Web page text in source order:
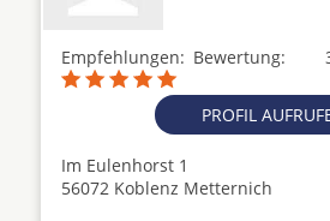
Empfehlungen: Bewertung:
PROFIL
Im Eulenhorst 1
56072 Koblenz Metternich